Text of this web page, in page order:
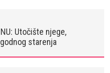
Utočište njege,
starenja